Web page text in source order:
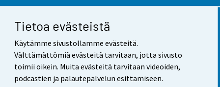
Tietoa evästeistä
Käytämme sivustollamme evästeitä.
Välttämättömiä evästeitä tarvitaan, jotta sivusto
toimii oikein. Muita evästeitä tarvitaan videoiden,
podcastien ja palautepalvelun esittämiseen.
Yhteystiedot
Palaute
Käyttöehdot